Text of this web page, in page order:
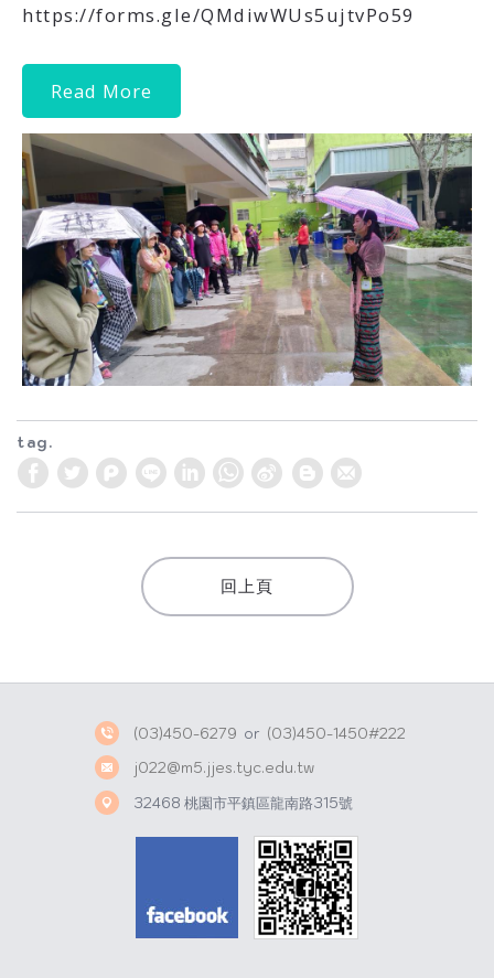
https://forms.gle/QMdiwWUs5ujtvPo59
Read More
tag.
W
h
t
S
i
o
回上頁
(03)450-6279 or (03)450-1450#222
j022@m5.jjes.tyc.edu.tw
32468 桃園市平鎮區龍南路315號